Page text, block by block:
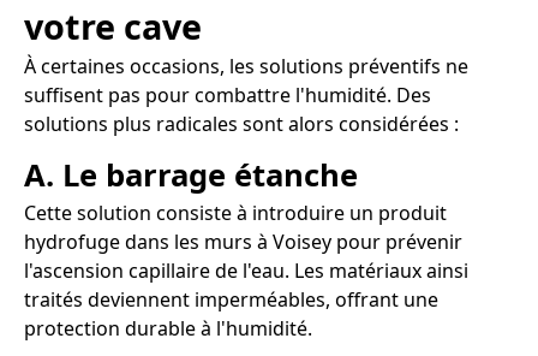
votre cave
À certaines occasions, les solutions préventifs ne
suffisent pas pour combattre l'humidité. Des
solutions plus radicales sont alors considérées :
A. Le barrage étanche
Cette solution consiste à introduire un produit
hydrofuge dans les murs à Voisey pour prévenir
l'ascension capillaire de l'eau. Les matériaux ainsi
traités deviennent imperméables, offrant une
protection durable à l'humidité.